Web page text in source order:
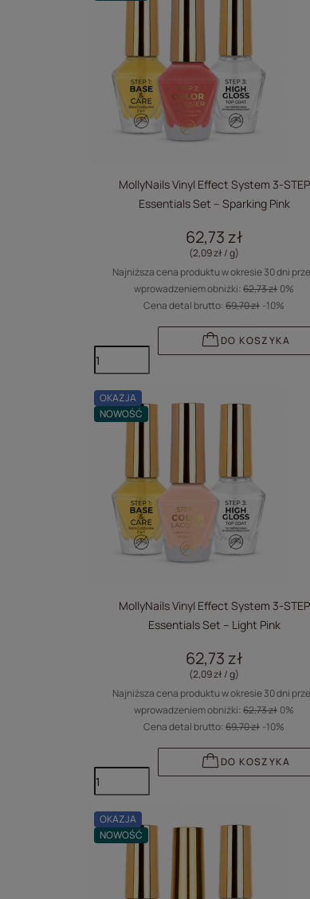
MollyNails Vinyl Effect System 3-STEP
Essentials Set – Sparking Pink
62,73 zł
(2,09 zł / g)
Najniższa cena produktu w okresie 30 dni
wprowadzeniem obniżki:62,73 zł 0%
Cena detal brutto:69,70 zł -10%
DO KOSZYKA
OKAZJA
NOWOŚĆ
MollyNails Vinyl Effect System 3-STEP
Essentials Set – Light Pink
62,73 zł
(2,09 zł / g)
Najniższa cena produktu w okresie 30 dni
wprowadzeniem obniżki:62,73 zł 0%
Cena detal brutto:69,70 zł -10%
DO KOSZYKA
OKAZJA
NOWOŚĆ